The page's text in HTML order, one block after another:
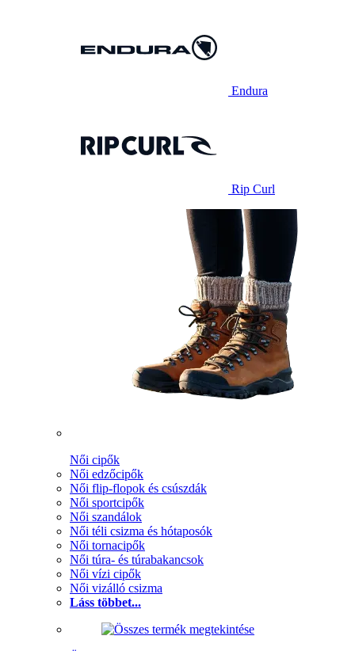
Endura
Rip Curl
Női cipők
Női edzőcipők
Női flip-flopok és csúszdák
Női sportcipők
Női szandálok
Női téli csizma és hótaposók
Női tornacipők
Női túra- és túrabakancsok
Női vízi cipők
Női vizálló csizma
Láss többet...